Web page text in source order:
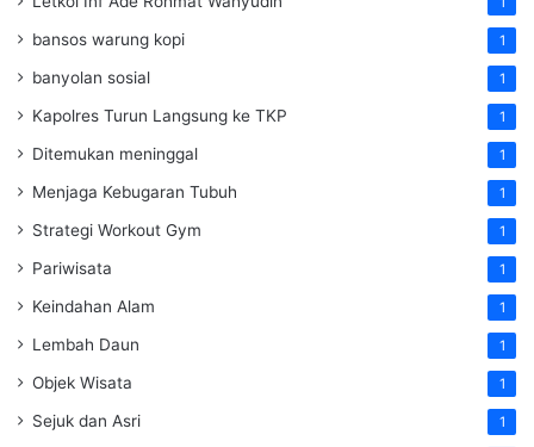
bansos warung kopi 1
banyolan sosial 1
Kapolres Turun Langsung ke TKP 1
Ditemukan meninggal 1
Menjaga Kebugaran Tubuh 1
Strategi Workout Gym 1
Pariwisata 1
Keindahan Alam 1
Lembah Daun 1
Objek Wisata 1
Sejuk dan Asri 1